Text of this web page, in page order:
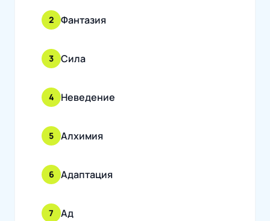
2 Фантазия
3 Сила
4 Неведение
5 Алхимия
6 Адаптация
7 Ад